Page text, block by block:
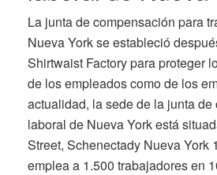
La junta de compensación para
Nueva York se estableció
Shirtwaist Factory para proteger
de los empleados como de los
actualidad, la sede de la junta de
laboral de Nueva York está
Street, Schenectady Nueva York
emplea a 1.500 trabajadores en